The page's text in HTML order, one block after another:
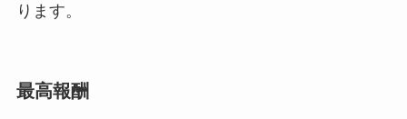
ります。
最高報酬